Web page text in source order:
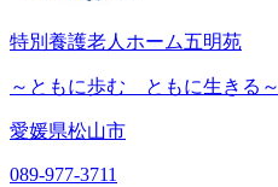
特別養護老人ホーム五明苑
～ともに歩む ともに生きる～
愛媛県松山市
089-977-3711